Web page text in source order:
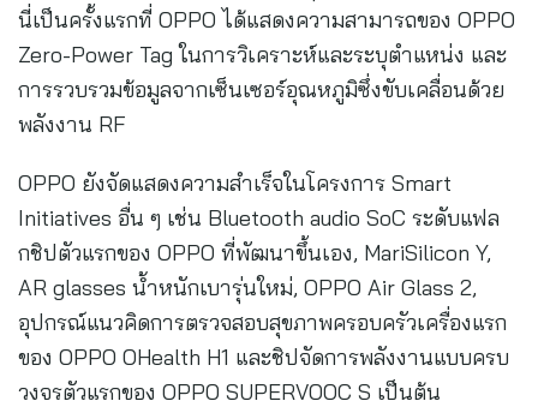
นี่เป็นครั้งแรกที่ OPPO ได้แสดงความสามารถของ OPPO
Zero-Power Tag ในการวิเคราะห์และระบุตำแหน่ง และ
การรวบรวมข้อมูลจากเซ็นเซอร์อุณหภูมิซึ่งขับเคลื่อนด้วย
พลังงาน RF
OPPO ยังจัดแสดงความสำเร็จในโครงการ Smart
Initiatives อื่น ๆ เช่น Bluetooth audio SoC ระดับแฟล
กชิปตัวแรกของ OPPO ที่พัฒนาขึ้นเอง, MariSilicon Y,
AR glasses น้ำหนักเบารุ่นใหม่, OPPO Air Glass 2,
อุปกรณ์แนวคิดการตรวจสอบสุขภาพครอบครัวเครื่องแรก
ของ OPPO OHealth H1 และชิปจัดการพลังงานแบบครบ
วงจรตัวแรกของ OPPO SUPERVOOC S เป็นต้น